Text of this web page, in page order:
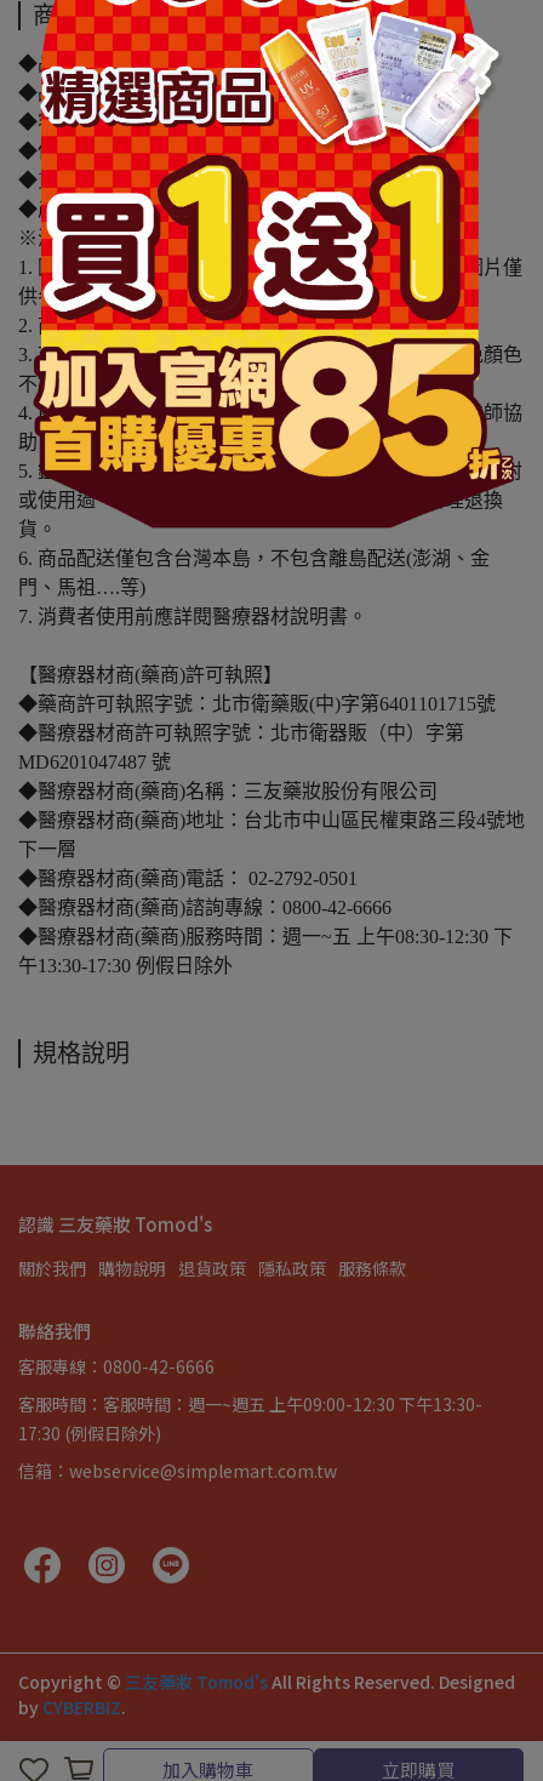
加入購物車 立即購買
商品介紹
◆品牌名稱：heme
◆品名：heme持色水光唇釉-04 Honey Nude
◆容量/規格：2.5ml
◆保存期限(天)：1095天
◆貨源：公司貨
◆產地：台灣
※溫馨提醒：
1. 因電腦螢幕設定及個人觀感之差異，本賣場之商品圖片僅
供參考，依實際收到商品為準。
2. 商品包裝會有新舊轉換期，依實際收到商品為準。
3. 商品下訂前，建議實際試色、試用後再行購買，避免顏色
不符或肌膚不適等症狀。
4. 商品使用後若出現不適或非預期反應，請尋求專業醫師協
助。
5. 鑑賞期非試用期，本產品屬於私人消耗性產品，如已拆封
或使用過、無法恢復原狀、商品外盒損壞恕無法辦理退換
貨。
6. 商品配送僅包含台灣本島，不包含離島配送(澎湖、金
門、馬祖….等)
7. 消費者使用前應詳閱醫療器材說明書。
【醫療器材商(藥商)許可執照】
◆藥商許可執照字號：北市衛藥販(中)字第6401101715號
◆醫療器材商許可執照字號：北市衛器販（中）字第
MD6201047487 號
◆醫療器材商(藥商)名稱：三友藥妝股份有限公司
◆醫療器材商(藥商)地址：台北市中山區民權東路三段4號地
下一層
◆醫療器材商(藥商)電話： 02-2792-0501
◆醫療器材商(藥商)諮詢專線：0800-42-6666
◆醫療器材商(藥商)服務時間：週一~五 上午08:30-12:30 下
午13:30-17:30 例假日除外
規格說明
認識 三友藥妝 Tomod's
關於我們 購物說明 退貨政策 隱私政策 服務條款
聯絡我們
客服專線：0800-42-6666
客服時間：客服時間：週一~週五 上午09:00-12:30 下午13:30-
17:30 (例假日除外)
信箱：webservice@simplemart.com.tw
Copyright © 三友藥妝 Tomod'sAll Rights Reserved. Designed
by CYBERBIZ.